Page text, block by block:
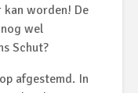
worden! De
wel
Schut?
afgestemd. In